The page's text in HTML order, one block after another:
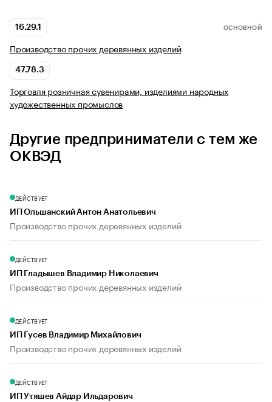
16.29.1 ОСНОВНОЙ
Производство прочих деревянных изделий
47.78.3
Торговля розничная сувенирами, изделиями народных
художественных промыслов
Другие предприниматели с тем же
ОКВЭД
ДЕЙСТВУЕТ
ИП Ольшанский Антон Анатольевич
Производство прочих деревянных изделий
ДЕЙСТВУЕТ
ИП Гладышев Владимир Николаевич
Производство прочих деревянных изделий
ДЕЙСТВУЕТ
ИП Гусев Владимир Михайлович
Производство прочих деревянных изделий
ДЕЙСТВУЕТ
ИП Утяшев Айдар Ильдарович